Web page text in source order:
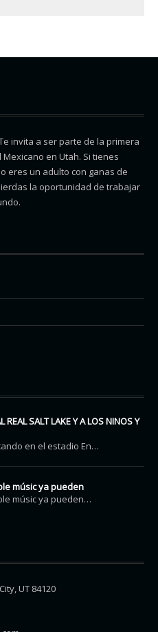
invita a ser parte de la primera
en Utah. Si tienes
eres un adulto con ganas de
la oportunidad de trabajar
REAL SALT LAKE Y A LOS NINOS Y
en el estadio En…
músic ya pueden
músic ya pueden…
UT 84120